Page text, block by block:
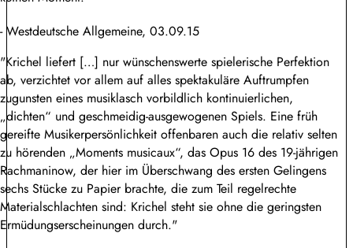
- Westdeutsche Allgemeine, 03.09.15
"Krichel liefert […] nur wünschenswerte spielerische Perfektion
ab, verzichtet vor allem auf alles spektakuläre Auftrumpfen
zugunsten eines musiklasch vorbildlich kontinuierlichen,
„dichten“ und geschmeidig-ausgewogenen Spiels. Eine früh
gereifte Musikerpersönlichkeit offenbaren auch die relativ selten
zu hörenden „Moments musicaux“, das Opus 16 des 19-jährigen
Rachmaninow, der hier im Überschwang des ersten Gelingens
sechs Stücke zu Papier brachte, die zum Teil regelrechte
Materialschlachten sind: Krichel steht sie ohne die geringsten
Ermüdungserscheinungen durch."